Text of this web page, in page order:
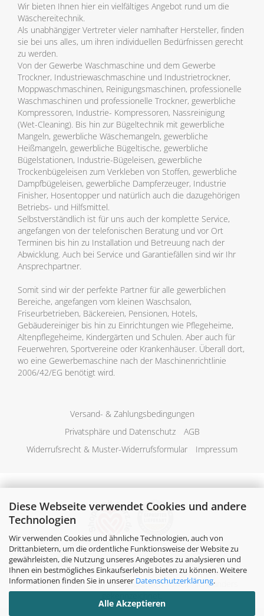
Diese Webseite verwendet Cookies und andere
Technologien
Wir verwenden Cookies und ähnliche Technologien, auch von
Drittanbietern, um die ordentliche Funktionsweise der Website zu
gewährleisten, die Nutzung unseres Angebotes zu analysieren und
Ihnen ein bestmögliches Einkaufserlebnis bieten zu können. Weitere
Informationen finden Sie in unserer Datenschutzerklärung.
Alle Akzeptieren
Wir bieten Ihnen hier ein vielfältiges Angebot rund um die
Wäschereitechnik.
Als unabhängiger Vertreter vieler namhafter Hersteller, finden
sie bei uns alles, um ihren individuellen Bedürfnissen gerecht
zu werden.
Von der Gewerbe Waschmaschine und dem Gewerbe
Trockner, Industriewaschmaschine und Industrietrockner,
Moppwaschmaschinen, Reinigungsmaschinen, professionelle
Waschmaschinen und professionelle Trockner, gewerbliche
Kompressoren, Industrie- Kompressoren, Nassreinigung
(Wet-Cleaning). Bis hin zur Bügeltechnik mit gewerbliche
Mangeln, gewerbliche Wäschemangeln, gewerbliche
Heißmangeln, gewerbliche Bügeltische, gewerbliche
Bügelstationen, Industrie-Bügeleisen, gewerbliche
Trockenbügeleisen zum Verkleben von Stoffen, gewerbliche
Dampfbügeleisen, gewerbliche Dampferzeuger, Industrie
Finisher, Hosentopper und natürlich auch die dazugehörigen
Betriebs- und Hilfsmittel.
Selbstverständlich ist für uns auch der komplette Service,
angefangen von der telefonischen Beratung und vor Ort
Terminen bis hin zu Installation und Betreuung nach der
Abwicklung. Auch bei Service und Garantiefällen sind wir Ihr
Ansprechpartner.
Somit sind wir der perfekte Partner für alle gewerblichen
Bereiche, angefangen vom kleinen Waschsalon,
Friseurbetrieben, Bäckereien, Pensionen, Hotels,
Gebäudereiniger bis hin zu Einrichtungen wie Pflegeheime,
Altenpflegeheime, Kindergärten und Schulen. Aber auch für
Feuerwehren, Sportvereine oder Krankenhäuser. Überall dort,
wo eine Gewerbemaschine nach der Maschinenrichtlinie
2006/42/EG benötigt wird.
Versand- & Zahlungsbedingungen
Privatsphäre und Datenschutz
AGB
Widerrufsrecht & Muster-Widerrufsformular
Impressum
Alle Preise verstehen sich inklusive der gesetzlichen
Mehrwertsteuer, zzgl.Versandkostensoweit nicht anders